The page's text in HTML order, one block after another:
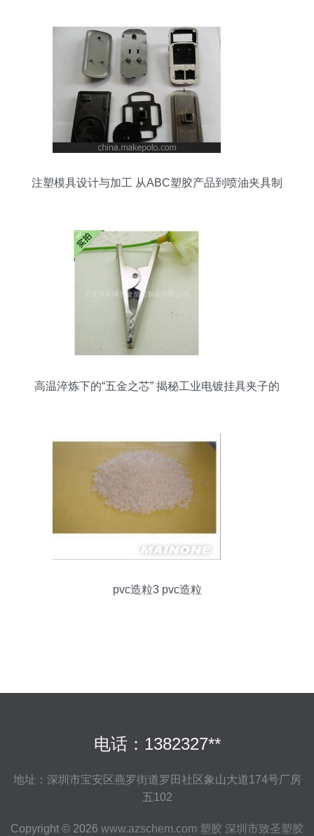
注塑模具设计与加工 从ABC塑胶产品到喷油夹具制
高温淬炼下的“五金之芯” 揭秘工业电镀挂具夹子的
pvc造粒3 pvc造粒
电话：1382327**
地址：深圳市宝安区燕罗街道罗田社区象山大道174号厂房
五102
Copyright © 2026 www.azschem.com 塑胶 深圳市致圣塑胶